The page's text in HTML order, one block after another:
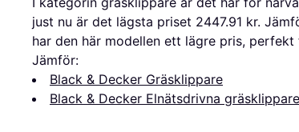
just nu är det lägsta priset 2447.91 kr.
har den här modellen ett lägre pris,
Jämför:
Black & Decker Gräsklippare
Black & Decker Elnätsdrivna gräsklippare